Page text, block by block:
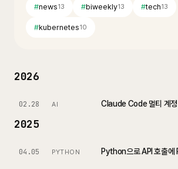
#news13 #biweekly13 #tech13
#kubernetes10
2026
02.28 AI
2025
04.05 PYTHON